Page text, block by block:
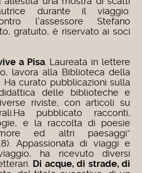
durante il viaggio.
l'assessore Stefano
gratuito, è riservato ai soci
a Pisa. Laureata in lettere
lavora alla Biblioteca della
Ha curato pubblicazioni sulla
delle biblioteche e
riviste, con articoli su
Ha pubblicato racconti,
e la raccolta di poesie
ed altri paesaggi”
Appassionata di viaggi e
ha ricevuto diversi
Di acque, di strade, di